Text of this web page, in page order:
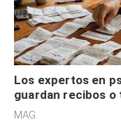
Los expertos en
guardan recibos o
son
MAG.